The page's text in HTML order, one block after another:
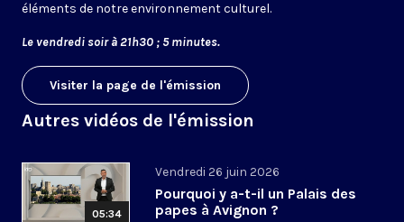
éléments de notre environnement culturel.
Le vendredi soir à 21h30 ; 5 minutes.
Visiter la page de l'émission
Autres vidéos de l'émission
05:34
Vendredi 26 juin 2026
Pourquoi y a-t-il un Palais des
papes à Avignon ?